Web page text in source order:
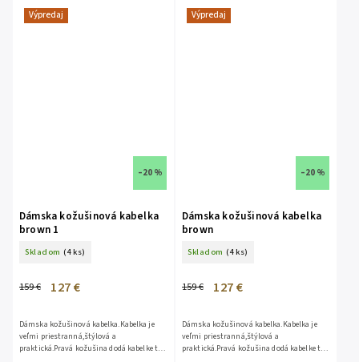
Výpredaj
–20 %
Dámska kožušinová kabelka
brown 1
Skladom (4 ks)
159 € 127 €
Dámska kožušinová kabelka.Kabelka je
veľmi priestranná,štýlová a
praktická.Pravá kožušina dodá kabelke ten
Výpredaj
–20 %
Dámska kožušinová kabelka
brown
Skladom (4 ks)
159 € 127 €
Dámska kožušinová kabelka.Kabelka je
veľmi priestranná,štýlová a
praktická.Pravá kožušina dodá kabelke ten